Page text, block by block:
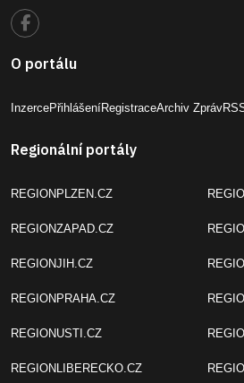
O portálu
InzercePřihlášeníRegistraceArchiv Zpráv
Regionální portály
REGIONPLZEN.CZ
REGIONZAPAD.CZ
REGIONJIH.CZ
REGIONPRAHA.CZ
REGIONUSTI.CZ
REGIONLIBERECKO.CZ